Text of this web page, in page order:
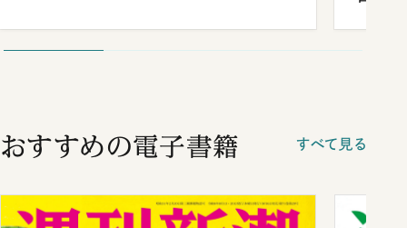
おすすめの電子書籍 すべて見る